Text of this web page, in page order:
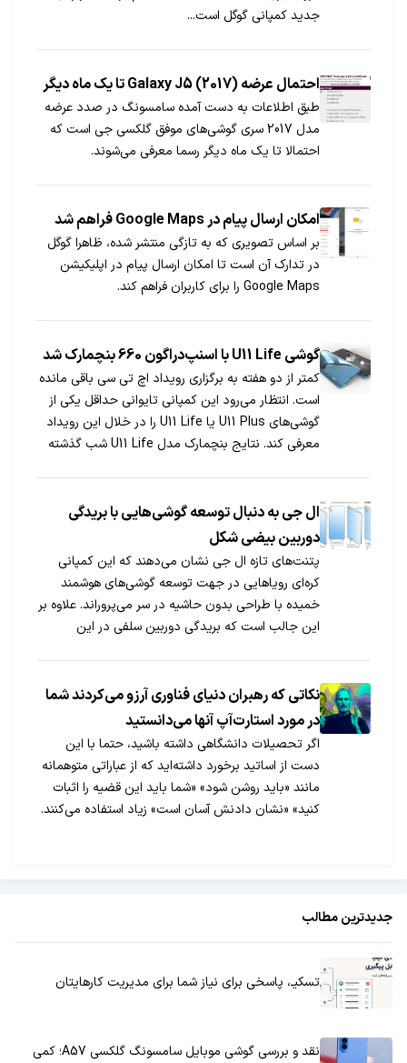
جدید کمپانی گوگل است...
احتمال عرضه (Galaxy J5 (2017 تا یک ماه دیگر
طبق اطلاعات به دست آمده سامسونگ در صدد عرضه
مدل 2017 سری گوشی‌های موفق گلکسی جی است که
احتمالا تا یک ماه دیگر رسما معرفی می‌شوند.
امکان ارسال پیام در Google Maps فراهم شد
بر اساس تصویری که به تازگی منتشر شده، ظاهرا گوگل
در تدارک آن است تا امکان ارسال پیام در اپلیکیشن
Google Maps را برای کاربران فراهم کند.
گوشی U11 Life با اسنپ‌دراگون 660 بنچمارک شد
کمتر از دو هفته به برگزاری رویداد اچ تی سی باقی مانده
است. انتظار می‌رود این کمپانی تایوانی حداقل یکی از
گوشی‌های U11 Plus یا U11 Life را در خلال این رویداد
معرفی کند. نتایج بنچمارک مدل U11 Life شب گذشته
ال جی به دنبال توسعه گوشی‌هایی با بریدگی
دوربین بیضی شکل
پتنت‌های تازه ال جی نشان می‌دهند که این کمپانی
کره‌ای رویاهایی در جهت توسعه گوشی‌های هوشمند
خمیده با طراحی بدون حاشیه در سر می‌پروراند. علاوه بر
این جالب است که بریدگی دوربین سلفی در این
نکاتی که رهبران دنیای فناوری آرزو می‌کردند شما
در مورد استارت‌آپ آنها می‌دانستید
اگر تحصیلات دانشگاهی داشته باشید، حتما با این
دست از اساتید برخورد داشته‌اید که از عباراتی متوهمانه
مانند «باید روشن شود» «شما باید این قضیه را اثبات
کنید» «نشان دادنش آسان است» زیاد استفاده می‌کنند.
جدیدترین مطالب
تسکیـ، پاسخی برای نیاز شما برای مدیریت کارهایتان
نقد و بررسی گوشی موبایل سامسونگ گلکسی A57؛ کمی